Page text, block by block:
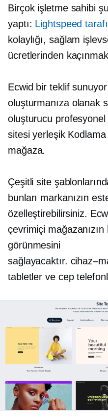
Birçok işletme sahibi
yaptı: Lightspeed
kolaylığı, sağlam
ücretlerinden
Ecwid bir teklif sunuyor
oluşturmanıza olanak
oluşturucu
sitesiyerleşikKodlama
mağaza.
Çeşitli site
bunları markanızın
özelleştirebilirsiniz.
çevrimiçi
görünmesini
sağlayacaktır.
tabletler ve cep